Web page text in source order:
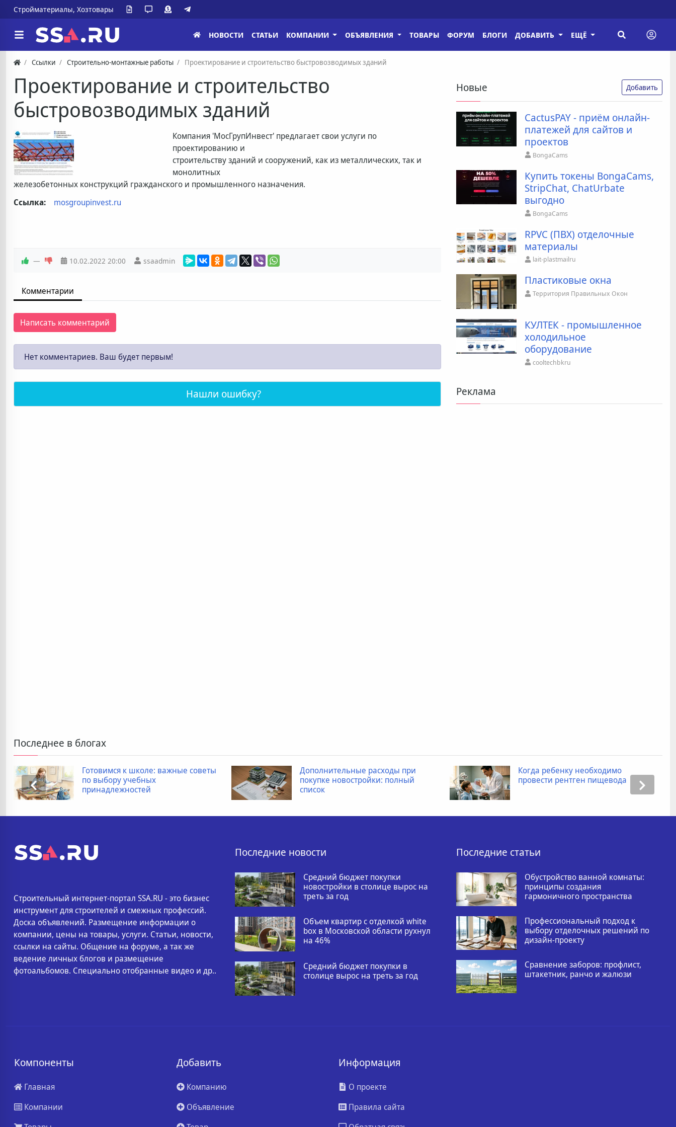
Стройматериалы, Хозтовары
НОВОСТИ СТАТЬИ КОМПАНИИ ОБЪЯВЛЕНИЯ ТОВАРЫ ФОРУМ БЛОГИ ДОБАВИТЬ ЕЩЁ
Ссылки Строительно-монтажные работы Проектирование и строительство быстровозводимых зданий
Проектирование и строительство
быстровозводимых зданий
Компания 'МосГрупИнвест' предлагает свои услуги по
проектированию и
строительству зданий и сооружений, как из металлических, так и
монолитных
железобетонных конструкций гражданского и промышленного назначения.
Ссылка:
mosgroupinvest.ru
— 10.02.2022 20:00 ssaadmin
Комментарии
Написать комментарий
Нет комментариев. Ваш будет первым!
Нашли ошибку?
Новые Добавить
CactusPAY - приём онлайн-
платежей для сайтов и
проектов
BongaCams
Купить токены BongaCams,
StripChat, ChatUrbate
выгодно
BongaCams
RPVC (ПВХ) отделочные
материалы
lait-plastmailru
Пластиковые окна
Территория Правильных Окон
КУЛТЕК - промышленное
холодильное
оборудование
cooltechbkru
Реклама
Последнее в блогах
Готовимся к школе: важные советы
по выбору учебных
принадлежностей
Дополнительные расходы при
покупке новостройки: полный
список
Когда ребенку необходимо
провести рентген пищевода
Строительный интернет-портал SSA.RU - это бизнес
инструмент для строителей и смежных профессий.
Доска объявлений. Размещение информации о
компании, цены на товары, услуги. Статьи, новости,
ссылки на сайты. Общение на форуме, а так же
ведение личных блогов и размещение
фотоальбомов. Специально отобранные видео и др..
Последние новости
Средний бюджет покупки
новостройки в столице вырос на
треть за год
Объем квартир с отделкой white
box в Московской области рухнул
на 46%
Средний бюджет покупки в
столице вырос на треть за год
Последние статьи
Обустройство ванной комнаты:
принципы создания
гармоничного пространства
Профессиональный подход к
выбору отделочных решений по
дизайн-проекту
Сравнение заборов: профлист,
штакетник, ранчо и жалюзи
Компоненты
Главная
Компании
Добавить
Компанию
Объявление
Информация
О проекте
Правила сайта